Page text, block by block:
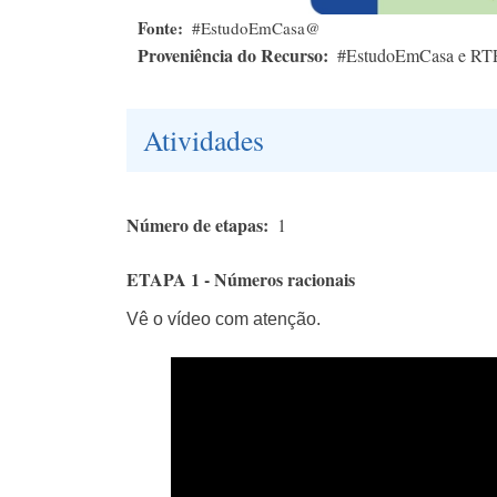
Fonte #EstudoEmCasa@
Proveniência do Recurso #EstudoEmCasa e
Atividades
Número de etapas 1
ETAPA 1 - Números racionais
Vê o vídeo com atenção.